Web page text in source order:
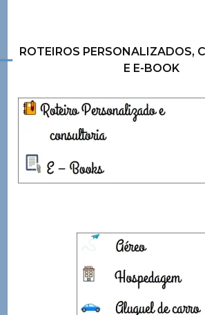
ROTEIROS PERSONALIZADOS,
E E-BOOK